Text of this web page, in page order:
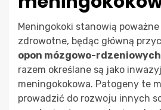
Meningokoki stanowią
zdrowotne, będąc główną
opon mózgowo-rdzeniowych
razem określane są jako
meningokokowa. Patogeny te
prowadzić do rozwoju innych